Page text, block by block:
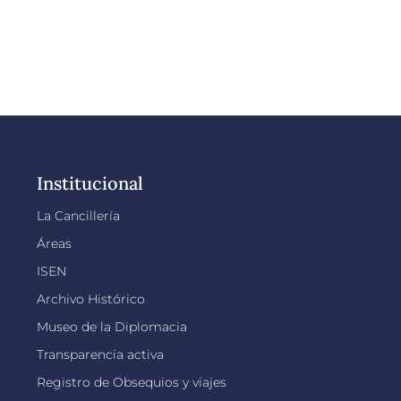
Institucional
La Cancillería
Áreas
ISEN
Archivo Histórico
Museo de la Diplomacia
Transparencia activa
Registro de Obsequios y viajes